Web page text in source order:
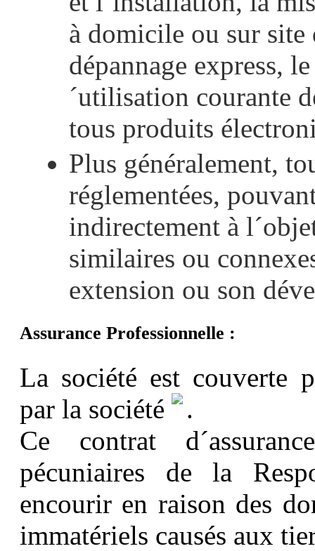
à domicile ou sur
dépannage express,
´utilisation courante
tous produits
Plus généralement,
réglementées,
indirectement à
similaires ou
extension ou son
Assurance Professionnelle :
La société est couverte
par la société
.
Ce contrat
pécuniaires de la
encourir en raison des
immatériels causés aux